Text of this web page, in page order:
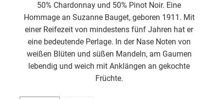
50% Chardonnay und 50% Pinot Noir. Eine
Hommage an Suzanne Bauget, geboren 1911. Mit
einer Reifezeit von mindestens fünf Jahren hat er
eine bedeutende Perlage. In der Nase Noten von
weißen Blüten und süßen Mandeln, am Gaumen
lebendig und weich mit Anklängen an gekochte
Früchte.